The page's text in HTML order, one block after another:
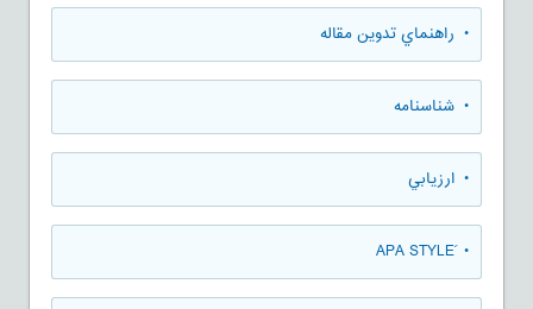
• راهنماي تدوين مقاله
• شناسنامه
• ارزيابي
• َAPA STYLE